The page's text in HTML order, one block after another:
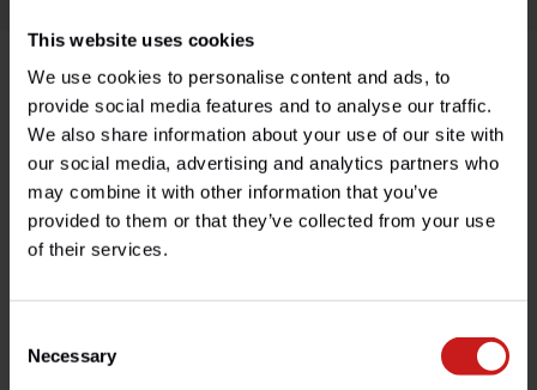
This website uses cookies
We use cookies to personalise content and ads, to
provide social media features and to analyse our traffic.
We also share information about your use of our site with
our social media, advertising and analytics partners who
may combine it with other information that you’ve
provided to them or that they’ve collected from your use
of their services.
Selection
Necessary
Description du produit
Spécifications
Besoin d'aide avec votre commande ? N'hésitez pas à
info@britishlegends.fr
. Nous serons ravis de vous aider !